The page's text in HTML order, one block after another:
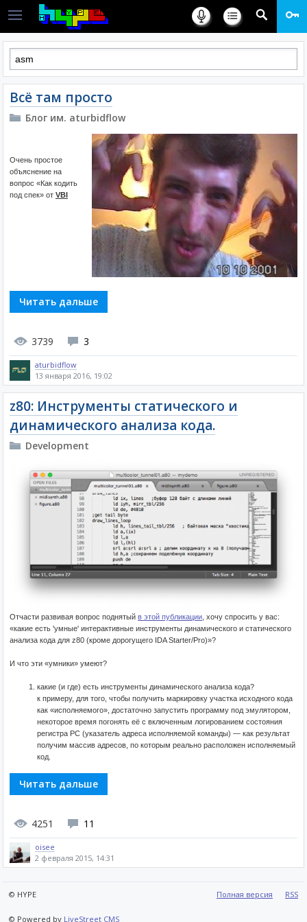
Всё там просто
Блог им. aturbidflow
Очень простое
объяснение на
вопрос «Как кодить
под спек» от VBI
Читать дальше
3739 3
aturbidflow
13 января 2016, 19:02
z80: Инструменты статического и
динамического анализа кода.
Development
Отчасти развивая вопрос поднятый в этой публикации , хочу спросить у вас:
«какие есть 'умные' интерактивные инструменты динамического и статического
анализа кода для z80 (кроме дорогущего IDA Starter/Pro)»?
И что эти «умники» умеют?
какие (и где) есть инструменты динамического анализа кода?
к примеру, для того, чтобы получить маркировку участка исходного кода
как «исполняемого», достаточно запустить программу под эмулятором,
некоторое время погонять её с включенным логированием состояния
регистра PC (указатель адреса исполняемой команды) — как результат
получим массив адресов, по которым реально расположен исполняемый
код.
Читать дальше
4251 11
oisee
2 февраля 2015, 14:31
Полная версия RSS
© HYPE
© Powered by LiveStreet CMS